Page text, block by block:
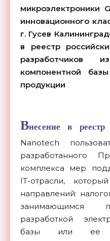
микроэлектроники
инновационного
г. Гусев
в реестр
разработчиков
компонентной
продукции
Внесение в
Nanotech
разработанного
комплекса мер
IT-отрасли,
направлений:
занимающимся
разработкой
базы или ее